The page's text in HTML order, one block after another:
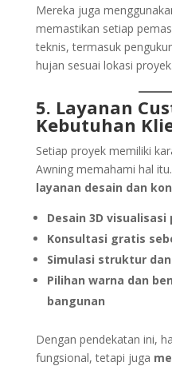
Mereka juga
memastikan setiap
teknis, termasuk
hujan sesuai lokasi proyek.
5. Layanan
Kebutuhan
Setiap proyek memiliki
Awning memahami hal
layanan desain dan
Desain 3D visualisasi
Konsultasi gratis
Simulasi struktur
Pilihan warna dan
bangunan
Dengan pendekatan ini,
fungsional, tetapi juga